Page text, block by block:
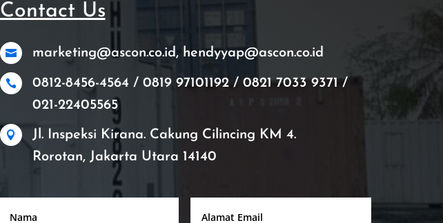
Contact Us
 marketing@ascon.co.id, hendyyap@ascon.co.id

0812-8456-4564 / 0819 97101192 / 0821 7033 9371 /
021-22405565

Jl. Inspeksi Kirana. Cakung Cilincing KM 4.
Rorotan, Jakarta Utara 14140